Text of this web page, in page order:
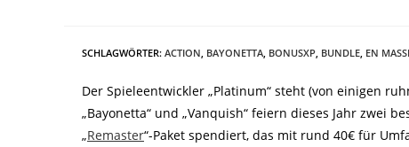
SCHLAGWÖRTER: ACTION BAYONETTA BONUSXP BUNDLE EN
Der Spieleentwickler „Platinum“ steht (von einigen
„Bayonetta“ und „Vanquish“ feiern dieses Jahr zwei
„Remaster“-Paket spendiert, das mit rund 40€ für